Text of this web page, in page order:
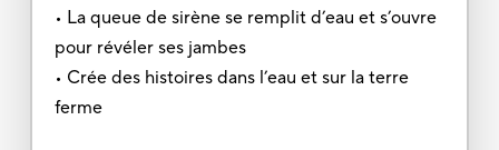
• La queue de sirène se remplit d’eau et s’ouvre
pour révéler ses jambes
• Crée des histoires dans l’eau et sur la terre
ferme